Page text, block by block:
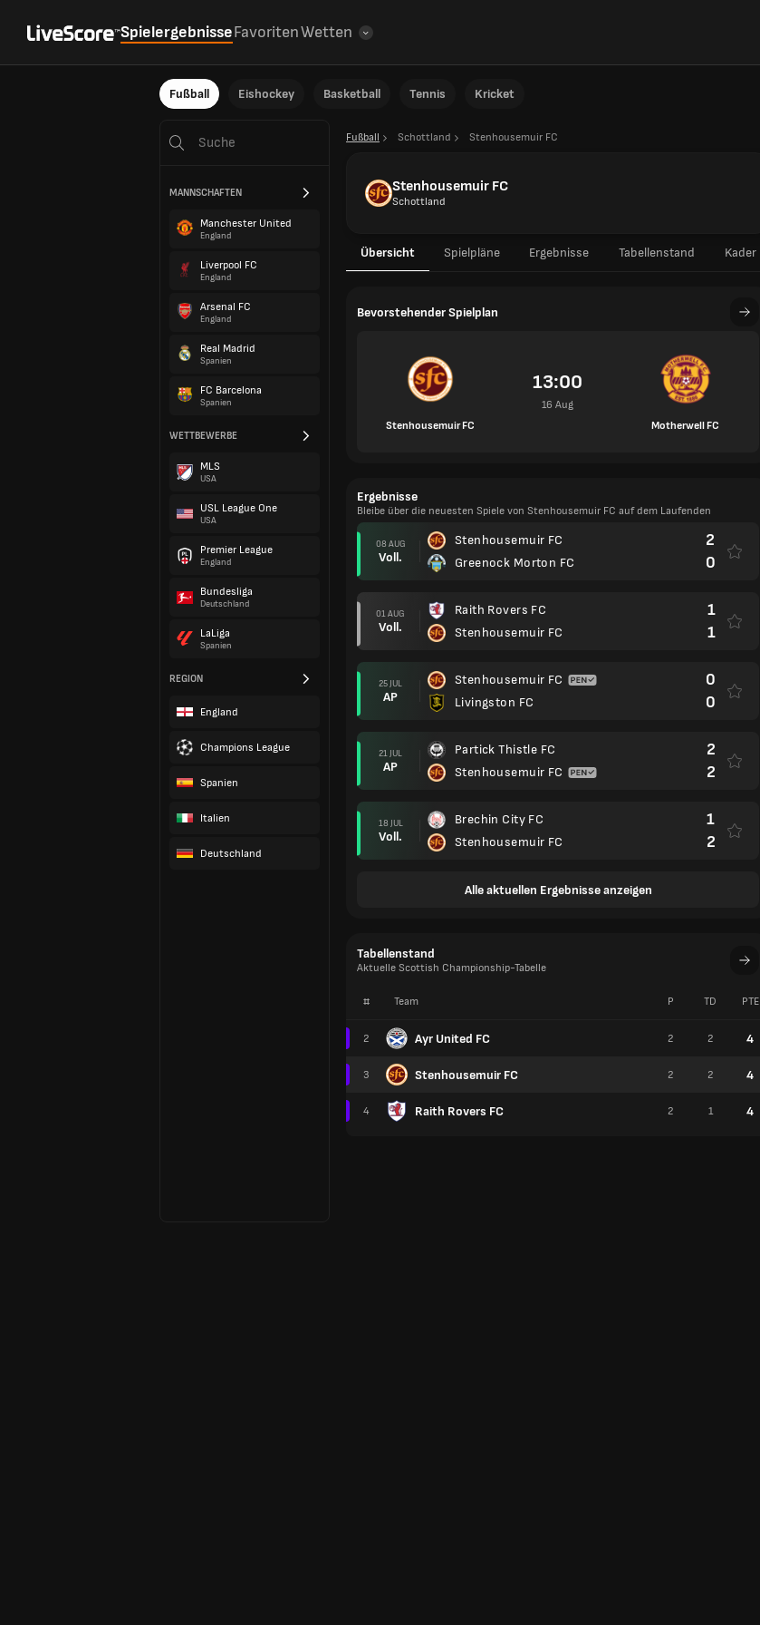
SpielergebnisseFavoritenWetten
Fußball Eishockey Basketball Tennis Kricket
MANNSCHAFTEN
Manchester United
England
Liverpool FC
England
Arsenal FC
England
Real Madrid
Spanien
FC Barcelona
Spanien
WETTBEWERBE
MLS
USA
USL League One
USA
Premier League
England
Bundesliga
Deutschland
LaLiga
Spanien
REGION
England
Champions League
Spanien
Italien
Deutschland
Fußball Schottland Stenhousemuir FC
Stenhousemuir FC
Schottland
Übersicht Spielpläne Ergebnisse Tabellenstand Kader
Bevorstehender Spielplan
Stenhousemuir FC
13:00
16 Aug
Motherwell FC
Ergebnisse
Bleibe über die neuesten Spiele von Stenhousemuir FC auf dem Laufenden
08 AUG
Voll.
Stenhousemuir FC
Greenock Morton FC
2
0
01 AUG
Voll.
Raith Rovers FC
Stenhousemuir FC
1
1
25 JUL
AP
Stenhousemuir FC
Livingston FC
0
0
21 JUL
AP
Partick Thistle FC
Stenhousemuir FC
2
2
18 JUL
Voll.
Brechin City FC
Stenhousemuir FC
1
2
Alle aktuellen Ergebnisse anzeigen
Tabellenstand
Aktuelle Scottish Championship-Tabelle
# Team
2 Ayr United FC
3 Stenhousemuir FC
4 Raith Rovers FC
P TD PTE
2 2 4
2 2 4
2 1 4